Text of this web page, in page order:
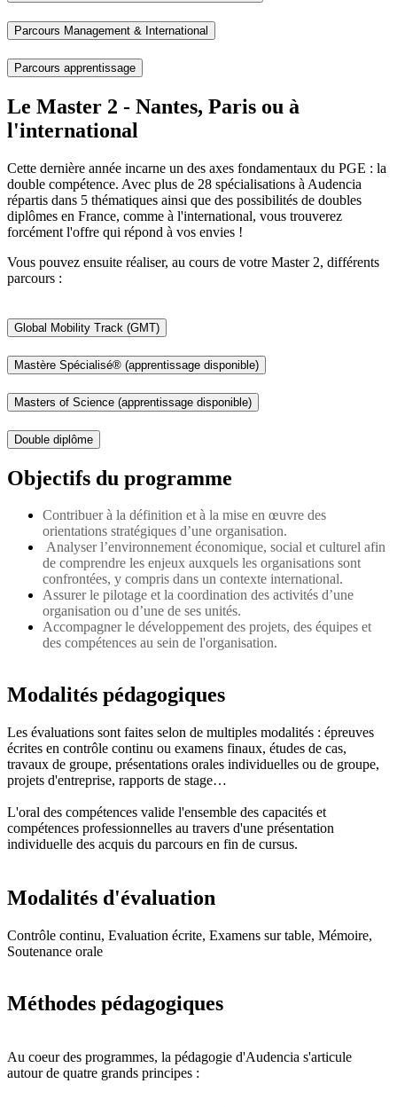
Parcours Management & International
Parcours apprentissage
Le Master 2 - Nantes, Paris ou à
l'international
Cette dernière année incarne un des axes fondamentaux du PGE : la
double compétence. Avec plus de 28 spécialisations à Audencia
répartis dans 5 thématiques ainsi que des possibilités de doubles
diplômes en France, comme à l'international, vous trouverez
forcément l'offre qui répond à vos envies !
Vous pouvez ensuite réaliser, au cours de votre Master 2, différents
parcours :
Global Mobility Track (GMT)
Mastère Spécialisé® (apprentissage disponible)
Masters of Science (apprentissage disponible)
Double diplôme
Objectifs du programme
Contribuer à la définition et à la mise en œuvre des
orientations stratégiques d’une organisation.
Analyser l’environnement économique, social et culturel afin
de comprendre les enjeux auxquels les organisations sont
confrontées, y compris dans un contexte international.
Assurer le pilotage et la coordination des activités d’une
organisation ou d’une de ses unités.
Accompagner le développement des projets, des équipes et
des compétences au sein de l'organisation.
Modalités pédagogiques
Les évaluations sont faites selon de multiples modalités : épreuves
écrites en contrôle continu ou examens finaux, études de cas,
travaux de groupe, présentations orales individuelles ou de groupe,
projets d'entreprise, rapports de stage…
L'oral des compétences valide l'ensemble des capacités et
compétences professionnelles au travers d'une présentation
individuelle des acquis du parcours en fin de cursus.
Modalités d'évaluation
Contrôle continu, Evaluation écrite, Examens sur table, Mémoire,
Soutenance orale
Méthodes pédagogiques
Au coeur des programmes, la pédagogie d'Audencia s'articule
autour de quatre grands principes :